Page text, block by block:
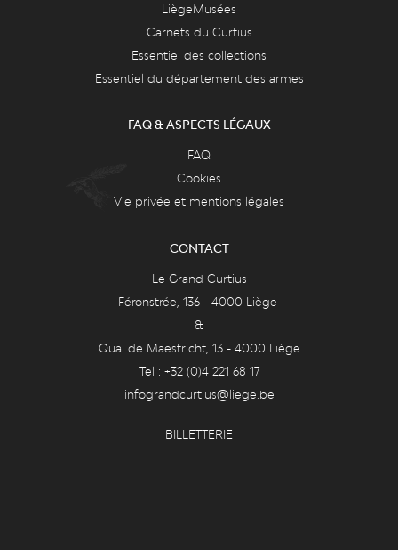
LiègeMusées
Carnets du Curtius
Essentiel des collections
Essentiel du département des armes
FAQ & ASPECTS LÉGAUX
FAQ
Cookies
Vie privée et mentions légales
CONTACT
Le Grand Curtius
Féronstrée, 136 - 4000 Liège
&
Quai de Maestricht, 13 - 4000 Liège
Tel : +32 (0)4 221 68 17
infograndcurtius@liege.be
BILLETTERIE